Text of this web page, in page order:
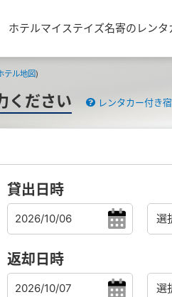
ホテルマイステイズ名寄のレン
テル地図)
ください レンタカー付き
貸出日時
返却日時